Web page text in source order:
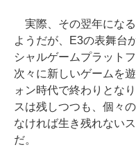
実際、その翌年にな
ようだが、E3の表舞台
シャルゲームプラット
次々に新しいゲームを
ォン時代で終わりとな
スは残しつつも、個々
なければ生き残れない
だ。